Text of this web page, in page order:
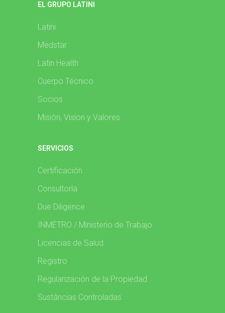
EL GRUPO LATINI
Latini
Medstar
Latin Health
Cuerpo Técnico
Socios
Misión, Visíon y Valores
SERVICIOS
Certificación
Consultoría
Due Diligence
INMETRO / Ministerio de Trabajo
Licencias de Salud
Registro
Regularización de la Propiedad
Sustâncias Controladas